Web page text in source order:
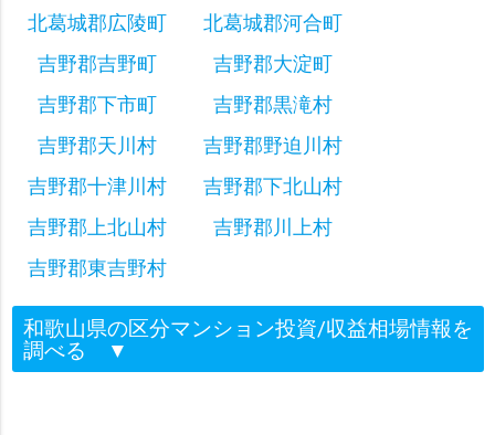
北葛城郡広陵町
北葛城郡河合町
吉野郡吉野町
吉野郡大淀町
吉野郡下市町
吉野郡黒滝村
吉野郡天川村
吉野郡野迫川村
吉野郡十津川村
吉野郡下北山村
吉野郡上北山村
吉野郡川上村
吉野郡東吉野村
和歌山県の区分マンション投資/収益相場情報を
調べる ▼